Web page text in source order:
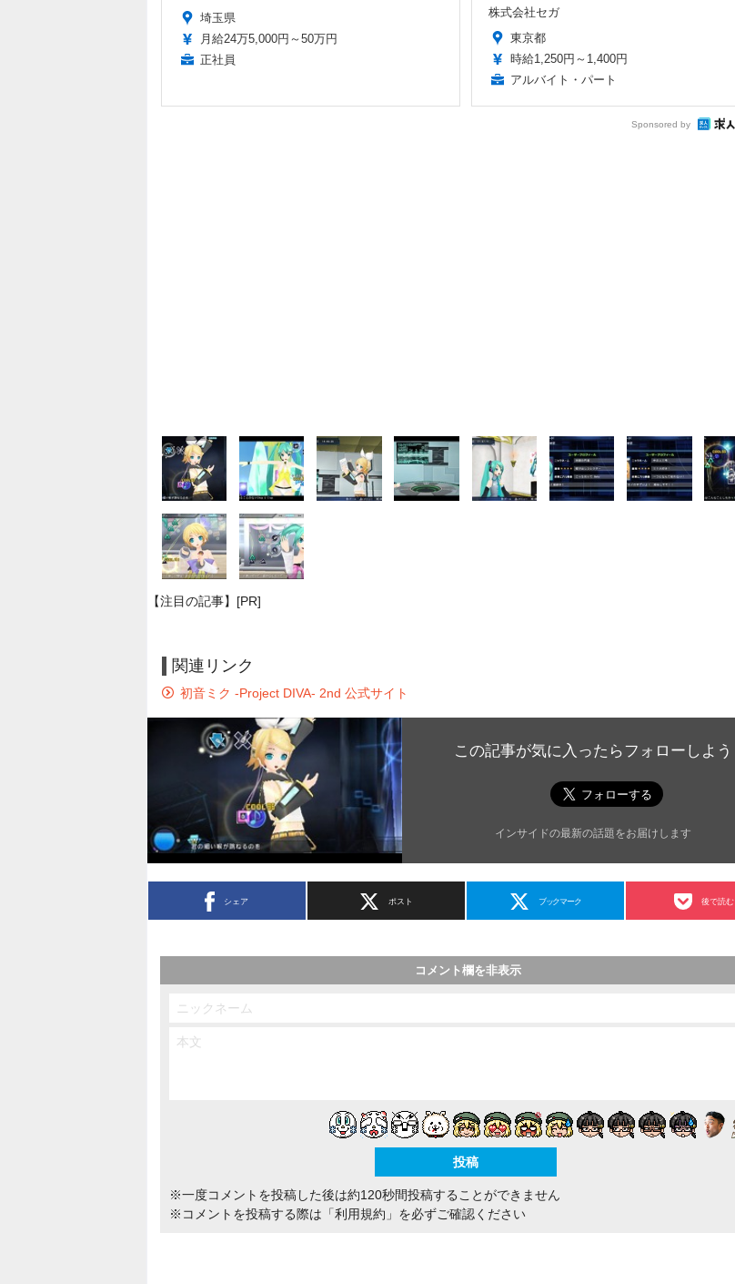
埼玉県
月給24万5,000円～50万円
正社員
株式会社セガ
東京都
時給1,250円～1,400円
アルバイト・パート
Sponsored by
【注目の記事】[PR]
関連リンク
初音ミク -Project DIVA- 2nd 公式サイト
この記事が気に入ったらフォローしよう
インサイドの最新の話題をお届けします
シェア ポスト ブックマーク 後で読む
コメント欄を非表示
※一度コメントを投稿した後は約120秒間投稿することができません
※コメントを投稿する際は 「利用規約」 を必ずご確認ください